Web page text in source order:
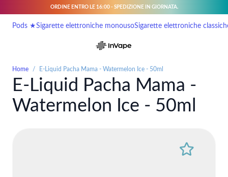
ORDINE ENTRO LE 16:00 - SPEDIZIONE IN GIORNATA.
Pods ★Sigarette elettroniche monousoSigarette elettroniche
Home / E-Liquid Pacha Mama - Watermelon Ice - 50ml
E-Liquid Pacha Mama -
Watermelon Ice - 50ml